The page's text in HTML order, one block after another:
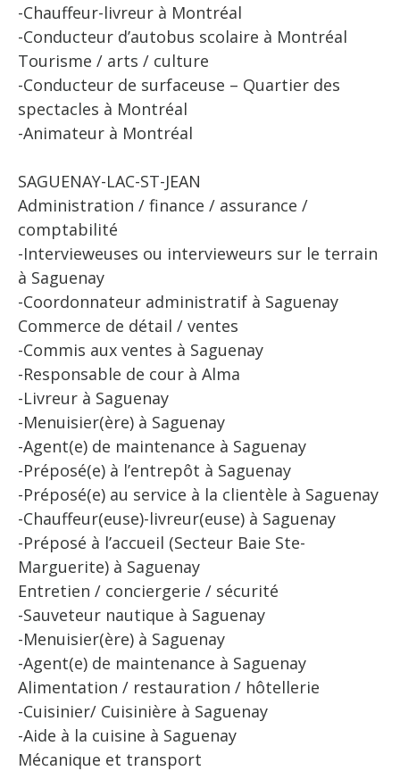
-Chauffeur-livreur à Montréal
-Conducteur d’autobus scolaire à Montréal
Tourisme / arts / culture
-Conducteur de surfaceuse – Quartier des
spectacles à Montréal
-Animateur à Montréal
SAGUENAY-LAC-ST-JEAN
Administration / finance / assurance /
comptabilité
-Intervieweuses ou intervieweurs sur le terrain
à Saguenay
-Coordonnateur administratif à Saguenay
Commerce de détail / ventes
-Commis aux ventes à Saguenay
-Responsable de cour à Alma
-Livreur à Saguenay
-Menuisier(ère) à Saguenay
-Agent(e) de maintenance à Saguenay
-Préposé(e) à l’entrepôt à Saguenay
-Préposé(e) au service à la clientèle à Saguenay
-Chauffeur(euse)-livreur(euse) à Saguenay
-Préposé à l’accueil (Secteur Baie Ste-
Marguerite) à Saguenay
Entretien / conciergerie / sécurité
-Sauveteur nautique à Saguenay
-Menuisier(ère) à Saguenay
-Agent(e) de maintenance à Saguenay
Alimentation / restauration / hôtellerie
-Cuisinier/ Cuisinière à Saguenay
-Aide à la cuisine à Saguenay
Mécanique et transport